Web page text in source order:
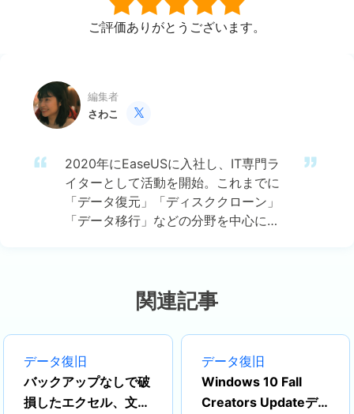
ご評価ありがとうございます。
編集者
さわこ

2020年にEaseUSに入社し、IT専門ラ
イターとして活動を開始。これまでに
「データ復元」「ディスククローン」
「データ移行」などの分野を中心に、
が特徴です。最新のソフトウェア事情
から実践的な操作手順まで、初心者か
らプロフェッショナルまで幅広い読者
に役立つ情報を発信しています。…
関連記事
データ復旧
バックアップなしで破
損したエクセル、文書
データ復旧
Windows 10 Fall
Creators Updateデ